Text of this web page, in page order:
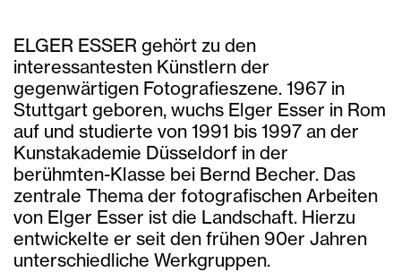
ELGER ESSER gehört zu den
interessantesten Künstlern der
gegenwärtigen Fotografieszene. 1967 in
Stuttgart geboren, wuchs Elger Esser in Rom
auf und studierte von 1991 bis 1997 an der
Kunstakademie Düsseldorf in der
berühmten-Klasse bei Bernd Becher. Das
zentrale Thema der fotografischen Arbeiten
von Elger Esser ist die Landschaft. Hierzu
entwickelte er seit den frühen 90er Jahren
unterschiedliche Werkgruppen.